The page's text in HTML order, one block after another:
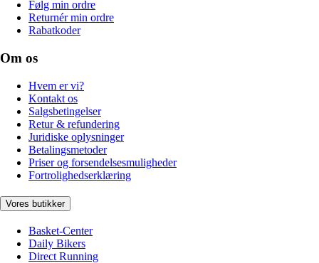
Følg min ordre
Returnér min ordre
Rabatkoder
Om os
Hvem er vi?
Kontakt os
Salgsbetingelser
Retur & refundering
Juridiske oplysninger
Betalingsmetoder
Priser og forsendelsesmuligheder
Fortrolighedserklæring
Vores butikker
Basket-Center
Daily Bikers
Direct Running